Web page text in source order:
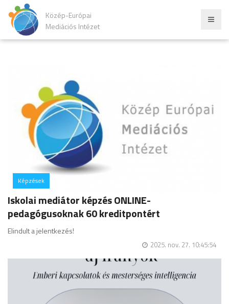
Közép-Európai
Mediációs Intézet
Képzések
hozzászólás
Iskolai mediátor képzés ONLINE-
pedagógusoknak 60 kreditpontért
Elindult a jelentkezés!
2025. nov. 27. 10:45:54